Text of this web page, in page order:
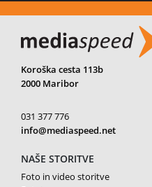
Koroška cesta 113b
2000 Maribor
031 377 776
info@mediaspeed.net
NAŠE STORITVE
Foto in video storitve